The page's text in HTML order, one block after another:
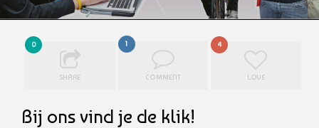
0
SHARE
1
COMMENT
4
LOVE
Bij ons vind je de klik!